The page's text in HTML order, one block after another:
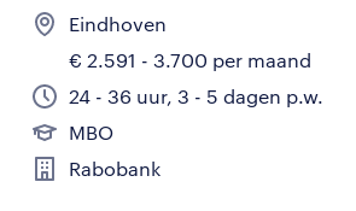
Eindhoven
€ 2.591 - 3.700 per maand
24 - 36 uur, 3 - 5 dagen p.w.
MBO
Rabobank